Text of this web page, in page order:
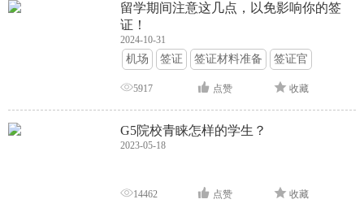
留学期间注意这几点，以免影响你的签
证！
2024-10-31
机场 签证 签证材料准备 签证官
签证面试 签证申请攻略
5917 点赞 收藏
G5院校青睐怎样的学生？
2023-05-18
14462 点赞 收藏